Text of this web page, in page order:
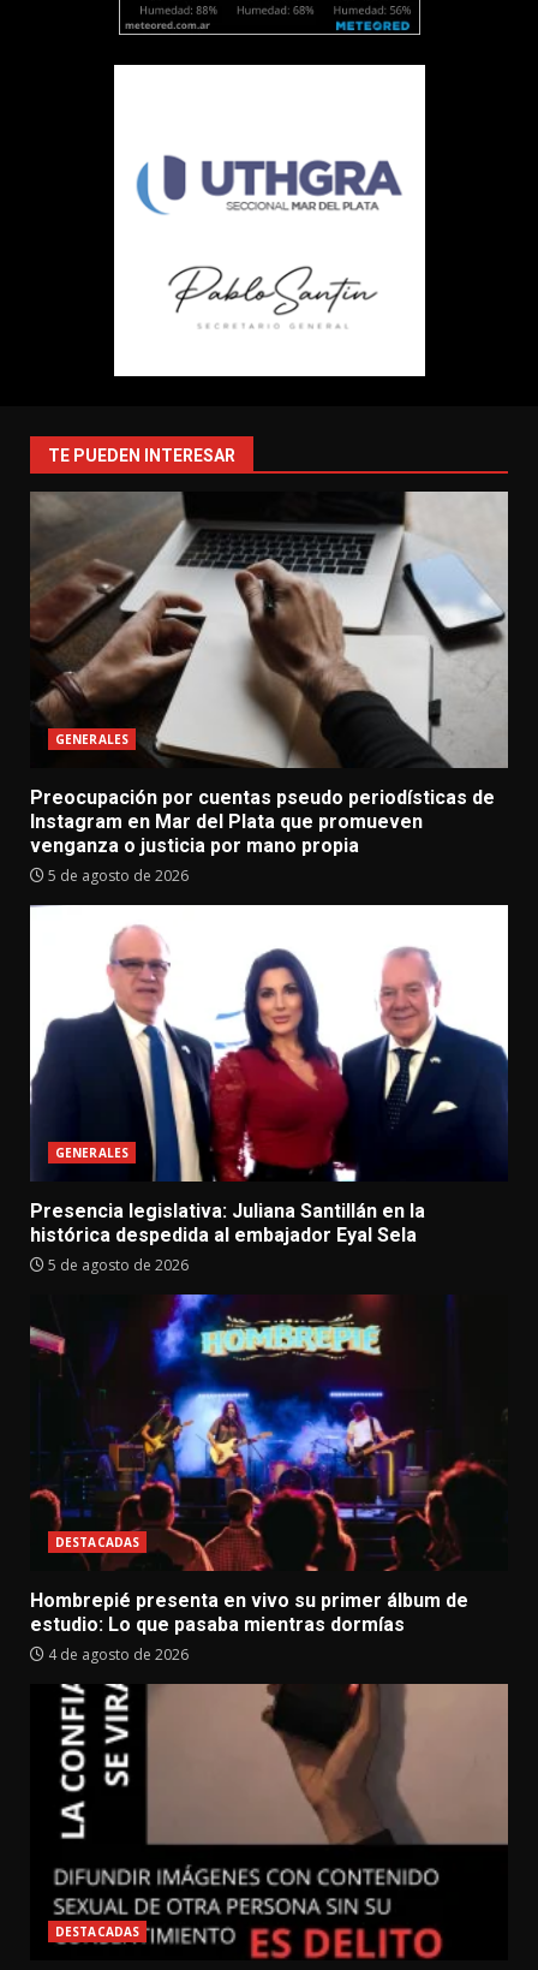
TE PUEDEN INTERESAR
GENERALES
Preocupación por cuentas pseudo periodísticas de
Instagram en Mar del Plata que promueven
venganza o justicia por mano propia
5 de agosto de 2026
GENERALES
Presencia legislativa: Juliana Santillán en la
histórica despedida al embajador Eyal Sela
5 de agosto de 2026
DESTACADAS
Hombrepié presenta en vivo su primer álbum de
estudio: Lo que pasaba mientras dormías
4 de agosto de 2026
DESTACADAS